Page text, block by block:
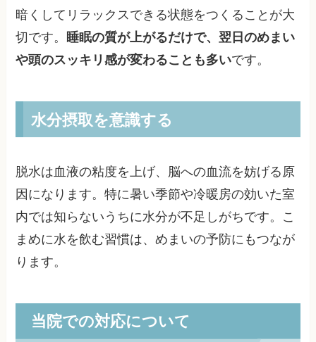
暗くしてリラックスできる状態をつくることが大
切です。 睡眠の質が上がるだけで、翌日のめまい
や頭のスッキリ感が変わることも多いです。
水分摂取を意識する
脱水は血液の粘度を上げ、脳への血流を妨げる原
因になります。特に暑い季節や冷暖房の効いた室
内では知らないうちに水分が不足しがちです。こ
まめに水を飲む習慣は、めまいの予防にもつなが
ります。
当院での対応について